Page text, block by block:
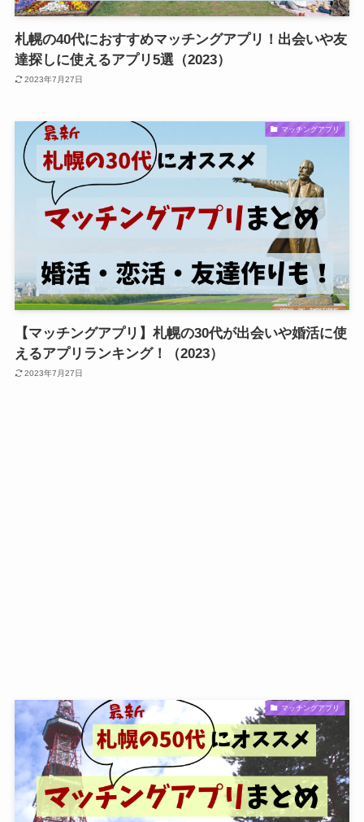
札幌の40代におすすめマッチングアプリ！出会いや友
達探しに使えるアプリ5選（2023）
2023年7月27日
マッチングアプリ
【マッチングアプリ】札幌の30代が出会いや婚活に使
えるアプリランキング！（2023）
2023年7月27日
マッチングアプリ